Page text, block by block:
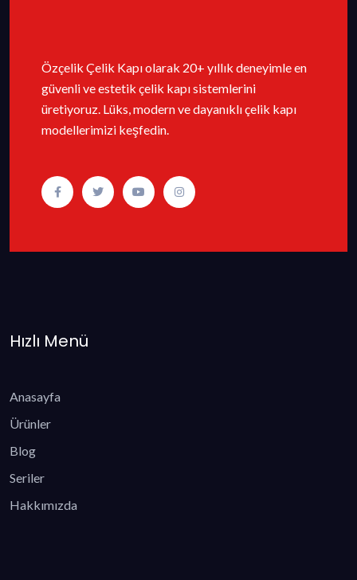
Özçelik Çelik Kapı olarak 20+ yıllık deneyimle en
güvenli ve estetik çelik kapı sistemlerini
üretiyoruz. Lüks, modern ve dayanıklı çelik kapı
modellerimizi keşfedin.
Hızlı Menü
Anasayfa
Ürünler
Blog
Seriler
Hakkımızda